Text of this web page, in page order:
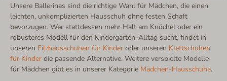
Unsere Ballerinas sind die richtige Wahl für Mädchen, die einen
leichten, unkomplizierten Hausschuh ohne festen Schaft
bevorzugen. Wer stattdessen mehr Halt am Knöchel oder ein
robusteres Modell für den Kindergarten-Alltag sucht, findet in
unseren Filzhausschuhen für Kinder oder unseren Klettschuhen
für Kinder die passende Alternative. Weitere verspielte Modelle
für Mädchen gibt es in unserer Kategorie Mädchen-Hausschuhe.